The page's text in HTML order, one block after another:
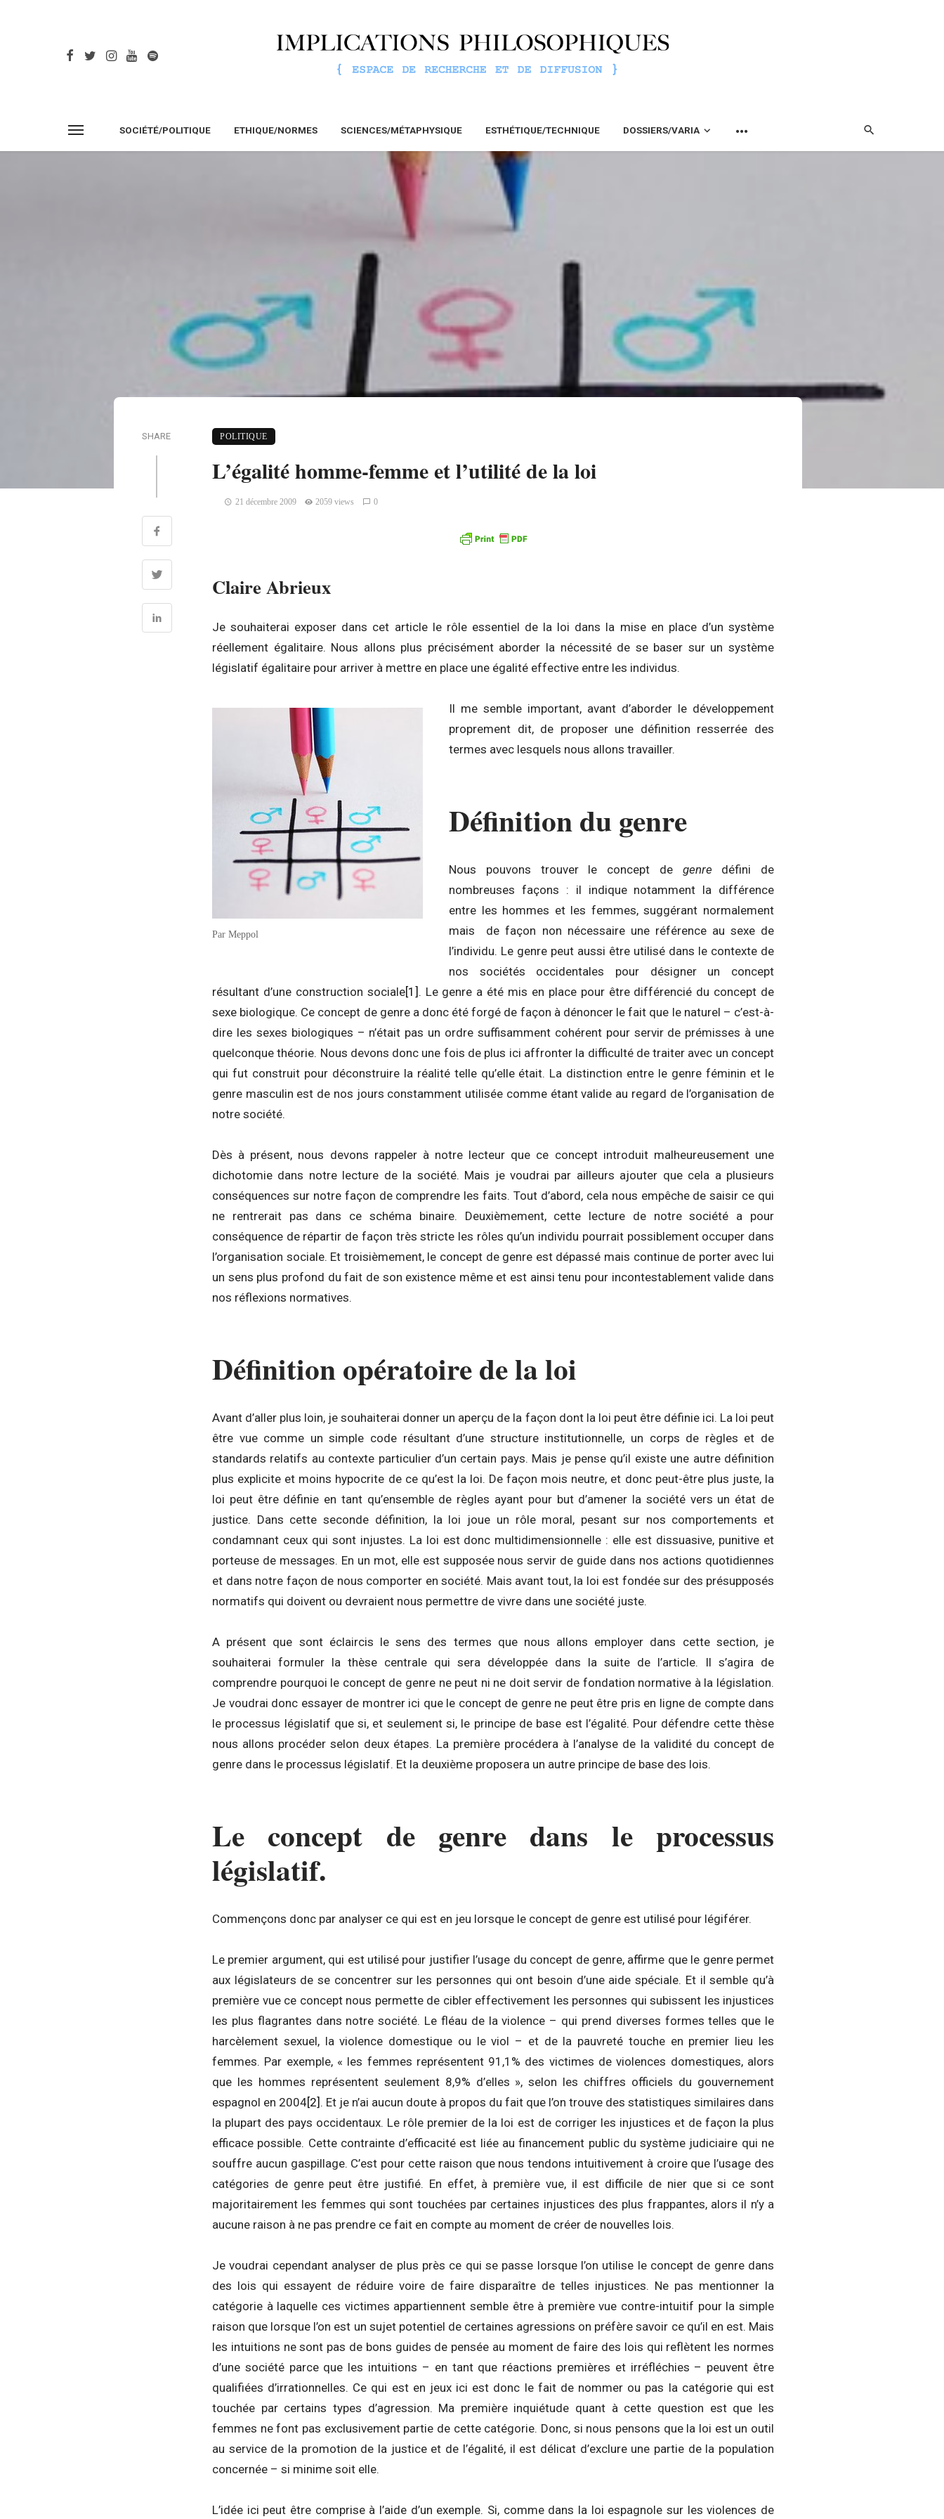
SOCIÉTÉ/POLITIQUE ETHIQUE/NORMES SCIENCES/MÉTAPHYSIQUE ESTHÉTIQUE/TECHNIQUE DOSSIERS/VARIA
SHARE POLITIQUE
L’égalité homme-femme et l’utilité de la loi
21 décembre 2009 2059 views 0
Claire Abrieux
Je souhaiterai exposer dans cet article le rôle essentiel de la loi dans la mise en place d’un système
réellement égalitaire. Nous allons plus précisément aborder la nécessité de se baser sur un système
législatif égalitaire pour arriver à mettre en place une égalité effective entre les individus.
Par Meppol
Il me semble important, avant d’aborder le développement
proprement dit, de proposer une définition resserrée des
termes avec lesquels nous allons travailler.
Définition du genre
Nous pouvons trouver le concept de genre défini de
nombreuses façons : il indique notamment la différence
entre les hommes et les femmes, suggérant normalement
mais de façon non nécessaire une référence au sexe de
l’individu. Le genre peut aussi être utilisé dans le contexte de
nos sociétés occidentales pour désigner un concept
résultant d’une construction sociale[1] . Le genre a été mis en place pour être différencié du concept de
sexe biologique. Ce concept de genre a donc été forgé de façon à dénoncer le fait que le naturel – c’est-à-
dire les sexes biologiques – n’était pas un ordre suffisamment cohérent pour servir de prémisses à une
quelconque théorie. Nous devons donc une fois de plus ici affronter la difficulté de traiter avec un concept
qui fut construit pour déconstruire la réalité telle qu’elle était. La distinction entre le genre féminin et le
genre masculin est de nos jours constamment utilisée comme étant valide au regard de l’organisation de
notre société.
Dès à présent, nous devons rappeler à notre lecteur que ce concept introduit malheureusement une
dichotomie dans notre lecture de la société. Mais je voudrai par ailleurs ajouter que cela a plusieurs
conséquences sur notre façon de comprendre les faits. Tout d’abord, cela nous empêche de saisir ce qui
ne rentrerait pas dans ce schéma binaire. Deuxièmement, cette lecture de notre société a pour
conséquence de répartir de façon très stricte les rôles qu’un individu pourrait possiblement occuper dans
l’organisation sociale. Et troisièmement, le concept de genre est dépassé mais continue de porter avec lui
un sens plus profond du fait de son existence même et est ainsi tenu pour incontestablement valide dans
nos réflexions normatives.
Définition opératoire de la loi
Avant d’aller plus loin, je souhaiterai donner un aperçu de la façon dont la loi peut être définie ici. La loi peut
être vue comme un simple code résultant d’une structure institutionnelle, un corps de règles et de
standards relatifs au contexte particulier d’un certain pays. Mais je pense qu’il existe une autre définition
plus explicite et moins hypocrite de ce qu’est la loi. De façon mois neutre, et donc peut-être plus juste, la
loi peut être définie en tant qu’ensemble de règles ayant pour but d’amener la société vers un état de
justice. Dans cette seconde définition, la loi joue un rôle moral, pesant sur nos comportements et
condamnant ceux qui sont injustes. La loi est donc multidimensionnelle : elle est dissuasive, punitive et
porteuse de messages. En un mot, elle est supposée nous servir de guide dans nos actions quotidiennes
et dans notre façon de nous comporter en société. Mais avant tout, la loi est fondée sur des présupposés
normatifs qui doivent ou devraient nous permettre de vivre dans une société juste.
A présent que sont éclaircis le sens des termes que nous allons employer dans cette section, je
souhaiterai formuler la thèse centrale qui sera développée dans la suite de l’article. Il s’agira de
comprendre pourquoi le concept de genre ne peut ni ne doit servir de fondation normative à la législation.
Je voudrai donc essayer de montrer ici que le concept de genre ne peut être pris en ligne de compte dans
le processus législatif que si, et seulement si, le principe de base est l’égalité. Pour défendre cette thèse
nous allons procéder selon deux étapes. La première procédera à l’analyse de la validité du concept de
genre dans le processus législatif. Et la deuxième proposera un autre principe de base des lois.
Le concept de genre dans le processus
législatif.
Commençons donc par analyser ce qui est en jeu lorsque le concept de genre est utilisé pour légiférer.
Le premier argument, qui est utilisé pour justifier l’usage du concept de genre, affirme que le genre permet
aux législateurs de se concentrer sur les personnes qui ont besoin d’une aide spéciale. Et il semble qu’à
première vue ce concept nous permette de cibler effectivement les personnes qui subissent les injustices
les plus flagrantes dans notre société. Le fléau de la violence – qui prend diverses formes telles que le
harcèlement sexuel, la violence domestique ou le viol – et de la pauvreté touche en premier lieu les
femmes. Par exemple, « les femmes représentent 91,1% des victimes de violences domestiques, alors
que les hommes représentent seulement 8,9% d’elles », selon les chiffres officiels du gouvernement
espagnol en 2004[2] . Et je n’ai aucun doute à propos du fait que l’on trouve des statistiques similaires dans
la plupart des pays occidentaux. Le rôle premier de la loi est de corriger les injustices et de façon la plus
efficace possible. Cette contrainte d’efficacité est liée au financement public du système judiciaire qui ne
souffre aucun gaspillage. C’est pour cette raison que nous tendons intuitivement à croire que l’usage des
catégories de genre peut être justifié. En effet, à première vue, il est difficile de nier que si ce sont
majoritairement les femmes qui sont touchées par certaines injustices des plus frappantes, alors il n’y a
aucune raison à ne pas prendre ce fait en compte au moment de créer de nouvelles lois.
Je voudrai cependant analyser de plus près ce qui se passe lorsque l’on utilise le concept de genre dans
des lois qui essayent de réduire voire de faire disparaître de telles injustices. Ne pas mentionner la
catégorie à laquelle ces victimes appartiennent semble être à première vue contre-intuitif pour la simple
raison que lorsque l’on est un sujet potentiel de certaines agressions on préfère savoir ce qu’il en est. Mais
les intuitions ne sont pas de bons guides de pensée au moment de faire des lois qui reflètent les normes
d’une société parce que les intuitions – en tant que réactions premières et irréfléchies – peuvent être
qualifiées d’irrationnelles. Ce qui est en jeux ici est donc le fait de nommer ou pas la catégorie qui est
touchée par certains types d’agression. Ma première inquiétude quant à cette question est que les
femmes ne font pas exclusivement partie de cette catégorie. Donc, si nous pensons que la loi est un outil
au service de la promotion de la justice et de l’égalité, il est délicat d’exclure une partie de la population
concernée – si minime soit elle.
L’idée ici peut être comprise à l’aide d’un exemple. Si, comme dans la loi espagnole sur les violences de